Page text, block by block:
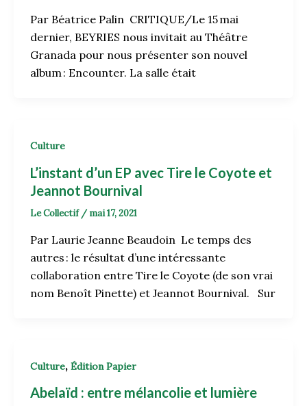
Par Béatrice Palin CRITIQUE/Le 15 mai
dernier, BEYRIES nous invitait au Théâtre
Granada pour nous présenter son nouvel
album : Encounter. La salle était
Culture
L’instant d’un EP avec Tire le Coyote et
Jeannot Bournival
Le Collectif / mai 17, 2021
Par Laurie Jeanne Beaudoin Le temps des
autres : le résultat d’une intéressante
collaboration entre Tire le Coyote (de son vrai
nom Benoît Pinette) et Jeannot Bournival. Sur
Culture, Édition Papier
Abelaïd : entre mélancolie et lumière